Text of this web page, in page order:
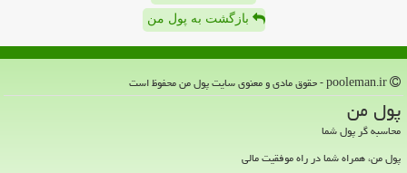
بازگشت به پول من
پول من
محاسبه گر پول شما
پول من، همراه شما در راه موفقیت مالی